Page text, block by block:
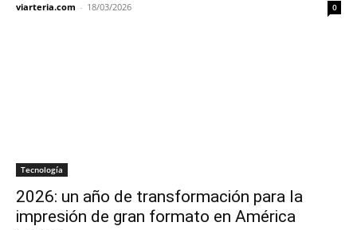
viarteria.com - 18/03/2026 0
Tecnología
2026: un año de transformación para la
impresión de gran formato en América